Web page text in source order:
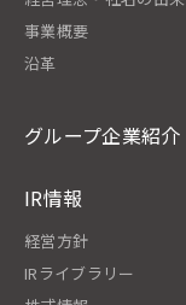
事業概要
沿革
グループ企業紹介
IR情報
経営方針
IRライブラリー